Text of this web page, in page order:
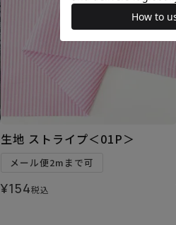
生地 ストライプ＜01P＞
メール便2mまで可
¥154税込